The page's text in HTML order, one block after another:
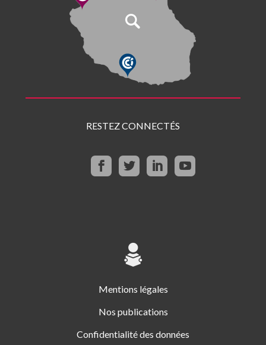
RESTEZ CONNECTÉS
Mentions légales
Nos publications
Confidentialité des données